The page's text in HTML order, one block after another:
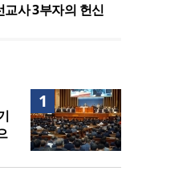
자 석방돼
교사 3부자의 헌신
기독교계 강력 반
사의 영혼의 양식 63]
은데 왜 열매는 다를
금센터에 억류됐던
자 석방돼
1